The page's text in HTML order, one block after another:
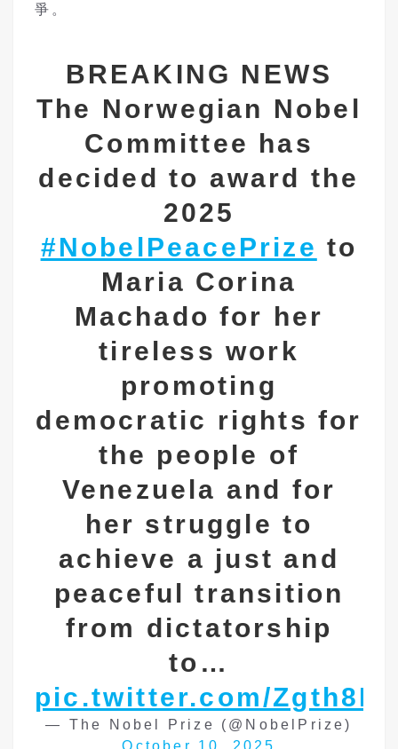
爭。
BREAKING NEWS
The Norwegian Nobel
Committee has
decided to award the
2025
#NobelPeacePrize to
Maria Corina
Machado for her
tireless work
promoting
democratic rights for
the people of
Venezuela and for
her struggle to
achieve a just and
peaceful transition
from dictatorship
to…
pic.twitter.com/
— The Nobel Prize (@NobelPrize)
October 10, 2025